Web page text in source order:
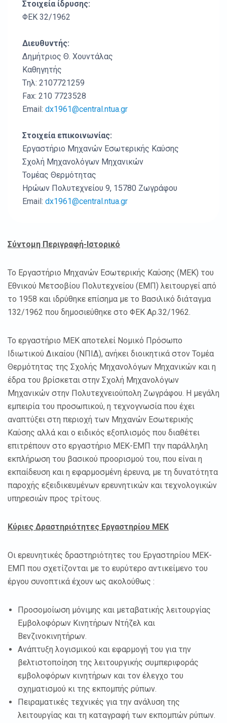
Στοιχεία ίδρυσης:
ΦΕΚ 32/1962
Διευθυντής:
Δημήτριος Θ. Χουντάλας
Καθηγητής
Tηλ: 2107721259
Fax: 210 7723528
Email: dx1961@central.ntua.gr
Στοιχεία επικοινωνίας:
Εργαστήριο Μηχανών Εσωτερικής Καύσης
Σχολή Μηχανολόγων Μηχανικών
Τομέας Θερμότητας
Ηρώων Πολυτεχνείου 9, 15780 Ζωγράφου
Email: dx1961@central.ntua.gr
Σύντομη Περιγραφή-Ιστορικό
Το Εργαστήριο Μηχανών Εσωτερικής Καύσης (ΜΕΚ) του
Εθνικού Μετσοβίου Πολυτεχνείου (ΕΜΠ) λειτουργεί από
το 1958 και ιδρύθηκε επίσημα με το Βασιλικό διάταγμα
132/1962 που δημοσιεύθηκε στο ΦΕΚ Αρ.32/1962.
Το εργαστήριο ΜΕΚ αποτελεί Νομικό Πρόσωπο
Ιδιωτικού Δικαίου (ΝΠΙΔ), ανήκει διοικητικά στον Τομέα
Θερμότητας της Σχολής Μηχανολόγων Μηχανικών και η
έδρα του βρίσκεται στην Σχολή Μηχανολόγων
Μηχανικών στην Πολυτεχνειούπολη Ζωγράφου. Η μεγάλη
εμπειρία του προσωπικού, η τεχνογνωσία που έχει
αναπτύξει στη περιοχή των Μηχανών Εσωτερικής
Καύσης αλλά και ο ειδικός εξοπλισμός που διαθέτει
επιτρέπουν στο εργαστήριο ΜΕΚ-ΕΜΠ την παράλληλη
εκπλήρωση του βασικού προορισμού του, που είναι η
εκπαίδευση και η εφαρμοσμένη έρευνα, με τη δυνατότητα
παροχής εξειδικευμένων ερευνητικών και τεχνολογικών
υπηρεσιών προς τρίτους.
Κύριες Δραστηριότητες Εργαστηρίου ΜΕΚ
Οι ερευνητικές δραστηριότητες του Εργαστηρίου ΜΕΚ-
ΕΜΠ που σχετίζονται με το ευρύτερο αντικείμενο του
έργου συνοπτικά έχουν ως ακολούθως :
Προσομοίωση μόνιμης και μεταβατικής λειτουργίας
Εμβολοφόρων Κινητήρων Ντήζελ και
Βενζινοκινητήρων.
Ανάπτυξη λογισμικού και εφαρμογή του για την
βελτιστοποίηση της λειτουργικής συμπεριφοράς
εμβολοφόρων κινητήρων και τον έλεγχο του
σχηματισμού κι της εκπομπής ρύπων.
Πειραματικές τεχνικές για την ανάλυση της
λειτουργίας και τη καταγραφή των εκπομπών ρύπων.